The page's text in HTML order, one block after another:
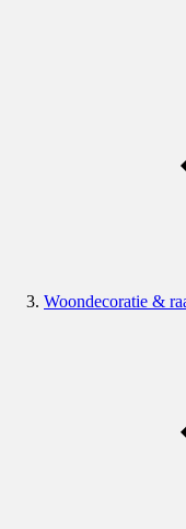
Woondecoratie &